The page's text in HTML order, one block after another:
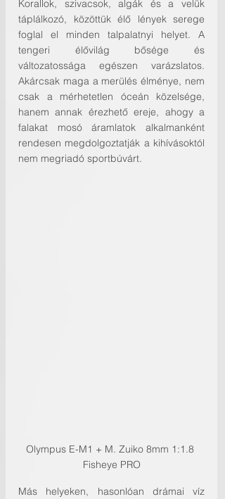
Korallok, szivacsok, algák és a velük
táplálkozó, közöttük élő lények serege
foglal el minden talpalatnyi helyet. A
tengeri élővilág bősége és
változatossága egészen varázslatos.
Akárcsak maga a merülés élménye, nem
csak a mérhetetlen óceán közelsége,
hanem annak érezhető ereje, ahogy a
falakat mosó áramlatok alkalmanként
rendesen megdolgoztatják a kihívásoktól
nem megriadó sportbúvárt.
Olympus E-M1 + M. Zuiko 8mm 1:1.8
Fisheye PRO
Más helyeken, hasonlóan drámai víz